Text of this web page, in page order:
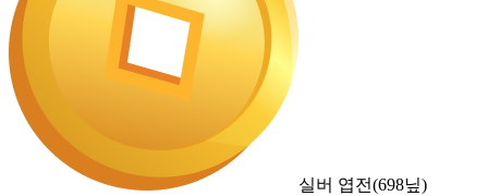
실버 엽전(698닢)